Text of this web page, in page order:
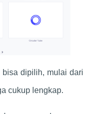
dipilih, mulai dari
cukup lengkap.